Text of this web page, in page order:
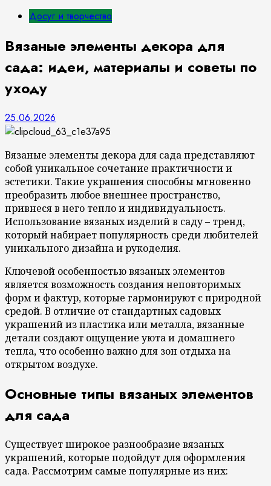
Досуг и творчество
Вязаные элементы декора для
сада: идеи, материалы и советы по
уходу
25.06.2026
Вязаные элементы декора для сада представляют
собой уникальное сочетание практичности и
эстетики. Такие украшения способны мгновенно
преобразить любое внешнее пространство,
привнеся в него тепло и индивидуальность.
Использование вязаных изделий в саду – тренд,
который набирает популярность среди любителей
уникального дизайна и рукоделия.
Ключевой особенностью вязаных элементов
является возможность создания неповторимых
форм и фактур, которые гармонируют с природной
средой. В отличие от стандартных садовых
украшений из пластика или металла, вязанные
детали создают ощущение уюта и домашнего
тепла, что особенно важно для зон отдыха на
открытом воздухе.
Основные типы вязаных элементов
для сада
Существует широкое разнообразие вязаных
украшений, которые подойдут для оформления
сада. Рассмотрим самые популярные из них: